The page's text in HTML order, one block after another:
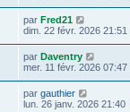
par Fred21
dim. 22 févr. 2026 21:51
par Daventry
mer. 11 févr. 2026 07:47
par gauthier
lun. 26 janv. 2026 21:40